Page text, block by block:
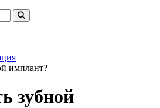
имплант?
зубной